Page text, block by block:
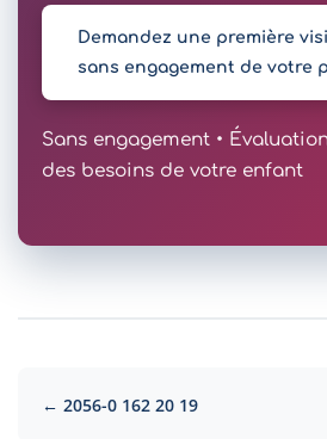
Demandez une première
sans engagement de votre
Sans engagement •
des besoins de votre enfant
← 2056-0 162 20 19